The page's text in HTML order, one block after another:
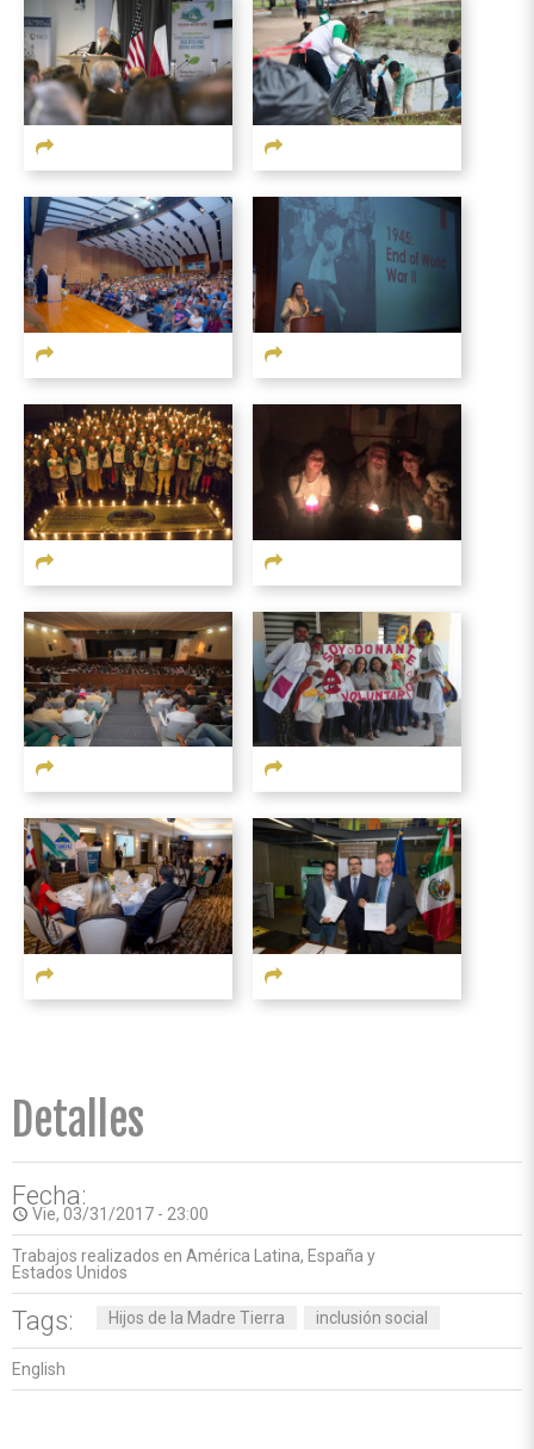
Detalles
Fecha:
access_time Vie, 03/31/2017 - 23:00
Trabajos realizados en América Latina, España y
Estados Unidos
Tags: Hijos de la Madre Tierra inclusión social
English